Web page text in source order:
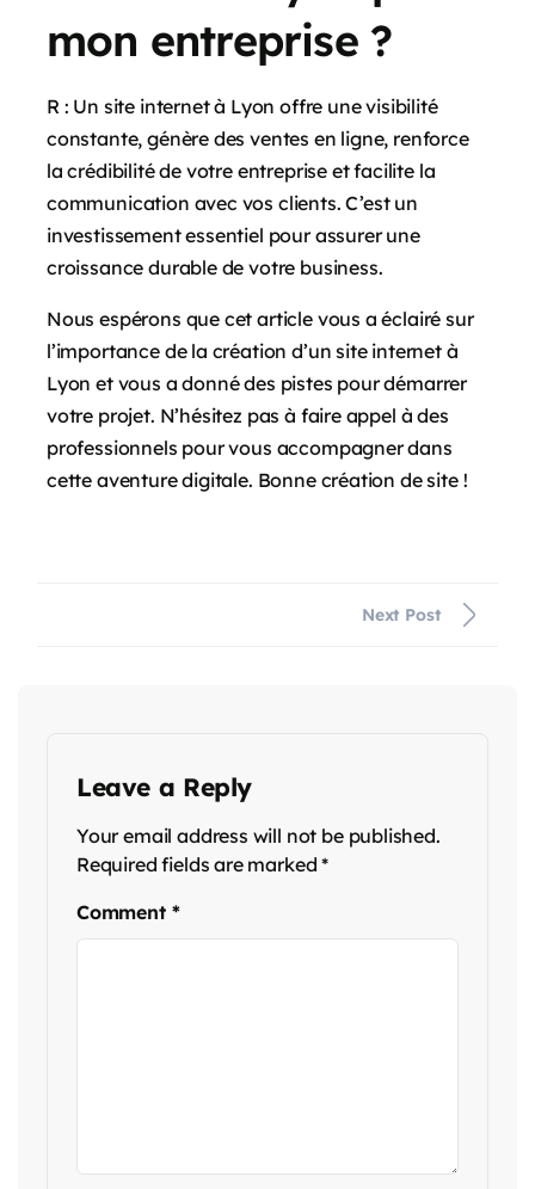
mon entreprise ?
R : Un site internet à Lyon offre une visibilité
constante, génère des ventes en ligne, renforce
la crédibilité de votre entreprise et facilite la
communication avec vos clients. C’est un
investissement essentiel pour assurer une
croissance durable de votre business.
Nous espérons que cet article vous a éclairé sur
l’importance de la création d’un site internet à
Lyon et vous a donné des pistes pour démarrer
votre projet. N’hésitez pas à faire appel à des
professionnels pour vous accompagner dans
cette aventure digitale. Bonne création de site !
Next Post
Leave a Reply
Your email address will not be published.
Required fields are marked*
Comment *